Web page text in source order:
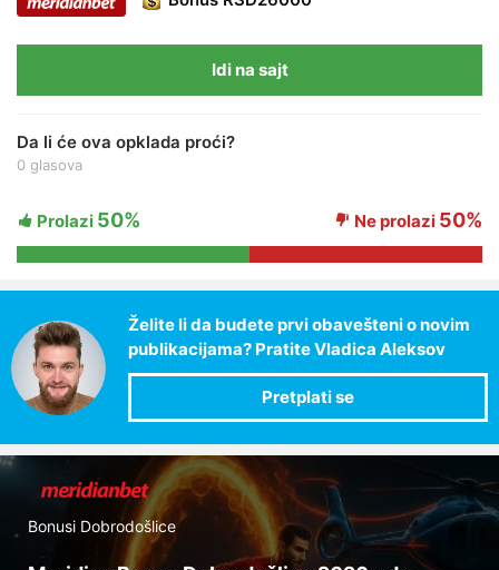
Idi na sajt
Da li će ova opklada proći?
0 glasova
Prolazi 50% Ne prolazi 50%
Želite li da budete prvi obavešteni o novim
publikacijama? Pratite Vladica Aleksov
Bonusi Dobrodošlice